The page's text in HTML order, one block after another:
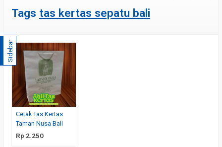
Tags tas kertas sepatu bali
Cetak Tas Kertas
Taman Nusa Bali
Rp 2.250
Sidebar